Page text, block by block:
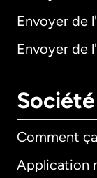
Envoyer de
Envoyer de
Société
Comment
Application